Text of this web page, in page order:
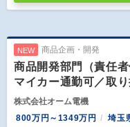
NEW 商品企画・開発
商品開発部門（責任
マイカー通勤可／取
株式会社オーム電機
800万円～1349万円
埼玉